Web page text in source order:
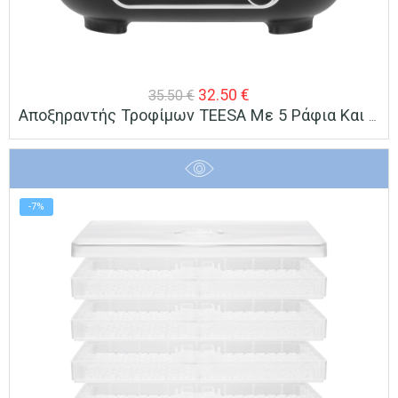
35.50€ Original
price
was:
35.50 €.
32.50 €
τρέχουσα
τιμή
Αποξηραντής Τροφίμων TEESA Με 5 Ράφια Και Ρυθμιζόμενη Θερμοκρασία 35-70°C 300W
-7%